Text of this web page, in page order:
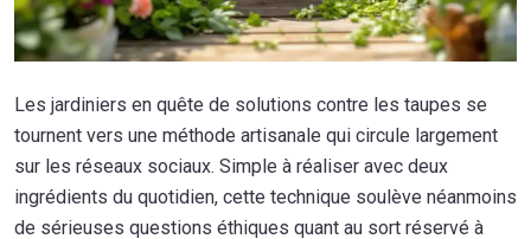
Les jardiniers en quête de solutions contre les taupes se
tournent vers une méthode artisanale qui circule largement
sur les réseaux sociaux. Simple à réaliser avec deux
ingrédients du quotidien, cette technique soulève néanmoins
de sérieuses questions éthiques quant au sort réservé à